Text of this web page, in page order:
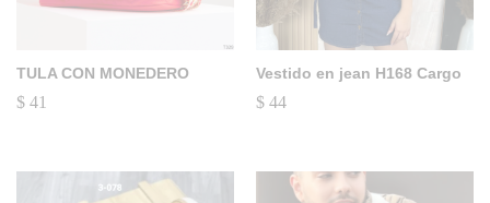
TULA CON MONEDERO
$ 41
Vestido en jean H168 Cargo
$ 44